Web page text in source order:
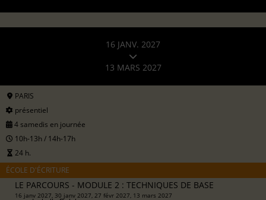
16 JANV. 2027
13 MARS 2027
PARIS
présentiel
4 samedis en journée
10h-13h / 14h-17h
24 h.
ÉCOLE D'ÉCRITURE
LE PARCOURS - MODULE 2 : TECHNIQUES DE BASE
16 janv 2027, 30 janv 2027, 27 févr 2027, 13 mars 2027